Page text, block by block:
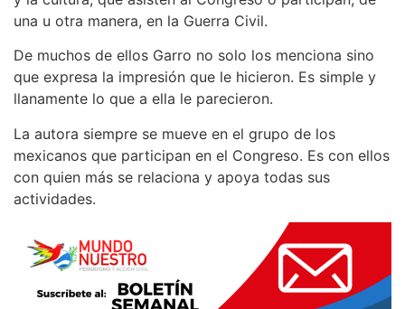
una u otra manera, en la Guerra Civil.
De muchos de ellos Garro no solo los menciona sino
que expresa la impresión que le hicieron. Es simple y
llanamente lo que a ella le parecieron.
La autora siempre se mueve en el grupo de los
mexicanos que participan en el Congreso. Es con ellos
con quien más se relaciona y apoya todas sus
actividades.